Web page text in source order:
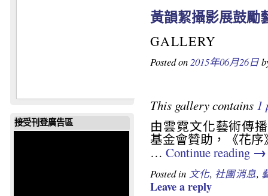
接受刊登廣告區
黃韻絜攝影展鼓勵
GALLERY
Posted on2015年06月26日
This gallery contains 1
由雲霓文化藝術傳
基金會贊助，《花序
… Continue reading →
Posted in 文化, 社團消息,
Leave a reply